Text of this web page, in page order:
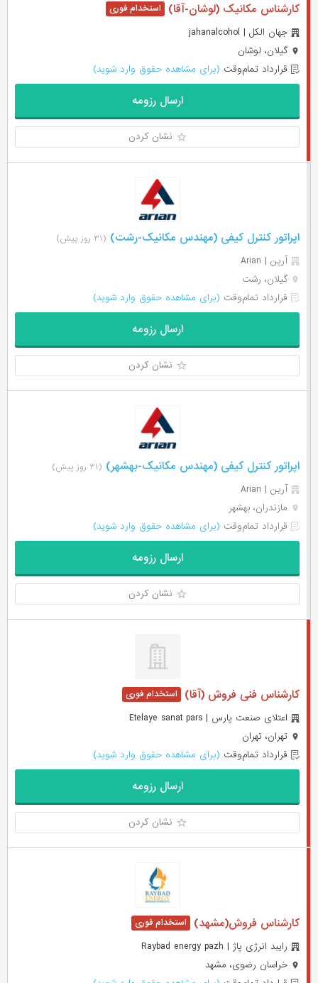
کارشناس مکانیک (لوشان-آقا)
جهان الکل | jahanalcohol
گیلان، لوشان
قرارداد تمام‌وقت (برای مشاهده حقوق وارد شوید)
ارسال رزومه
نشان کردن
اپراتور کنترل کیفی (مهندس مکانیک-رشت) (۳۱ روز پیش)
آرین | Arian
گیلان، رشت
قرارداد تمام‌وقت (برای مشاهده حقوق وارد شوید)
ارسال رزومه
نشان کردن
اپراتور کنترل کیفی (مهندس مکانیک-بهشهر) (۳۱ روز پیش)
آرین | Arian
مازندران، بهشهر
قرارداد تمام‌وقت (برای مشاهده حقوق وارد شوید)
ارسال رزومه
نشان کردن
کارشناس فنی فروش (آقا)
اعتلای صنعت پارس | Etelaye sanat pars
تهران، تهران
قرارداد تمام‌وقت (برای مشاهده حقوق وارد شوید)
ارسال رزومه
نشان کردن
کارشناس فروش(مشهد)
رایبد انرژی پاژ | Raybad energy pazh
خراسان رضوی، مشهد